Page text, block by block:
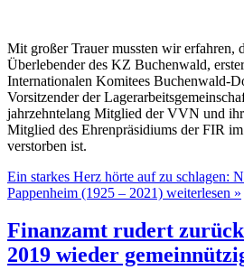
Mit großer Trauer mussten wir erfahren,
Überlebender des KZ Buchenwald,
Internationalen Komitees Buchenwald-
Vorsitzender der
jahrzehntelang Mitglied der VVN und
Mitglied des Ehrenpräsidiums der FIR
verstorben ist.
Ein starkes Herz hörte auf zu schlagen:
Pappenheim (1925 – 2021) weiterlesen »
Finanzamt rudert
2019 wieder